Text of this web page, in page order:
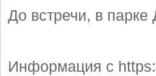
До встречи, в парке
Информация с